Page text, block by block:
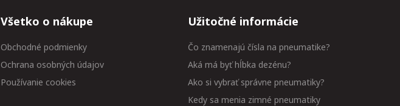
Všetko o nákupe
Obchodné podmienky
Ochrana osobných údajov
Používanie cookies
Užitočné informácie
Čo znamenajú čísla na pneumatike?
Aká má byť hĺbka dezénu?
Ako si vybrať správne pneumatiky?
Kedy sa menia zimné pneumatiky